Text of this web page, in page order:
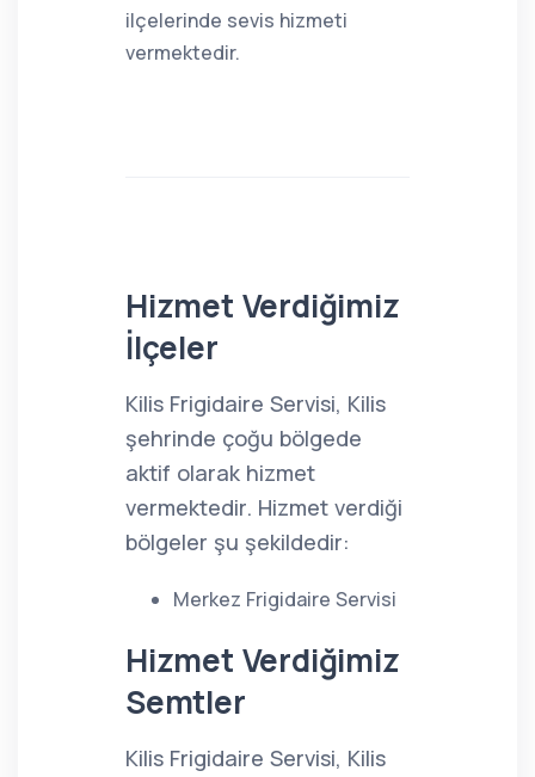
ilçelerinde sevis hizmeti
vermektedir.
Hizmet Verdiğimiz
İlçeler
Kilis Frigidaire Servisi, Kilis
şehrinde çoğu bölgede
aktif olarak hizmet
vermektedir. Hizmet verdiği
bölgeler şu şekildedir:
Merkez Frigidaire Servisi
Hizmet Verdiğimiz
Semtler
Kilis Frigidaire Servisi, Kilis